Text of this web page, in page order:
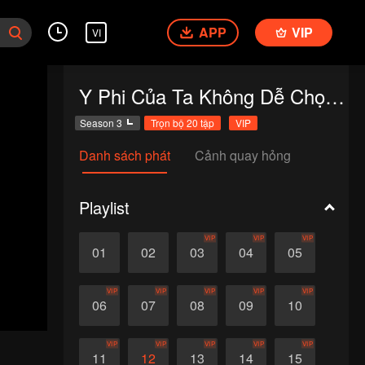
VI APP VIP
Y Phi Của Ta Không Dễ Chọc Phần 3
Season 3 Trọn bộ 20 tập VIP
Danh sách phát Cảnh quay hỏng
Playlist
01 02 03
VIP
04
VIP
05
VIP
06
VIP
07
VIP
08
VIP
09
VIP
10
VIP
11
VIP
12
VIP
13
VIP
14
VIP
15
VIP